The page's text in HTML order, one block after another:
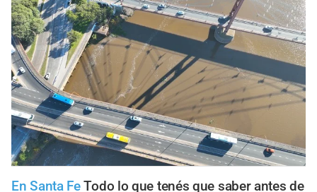
En Santa FeTodo lo que tenés que saber antes de